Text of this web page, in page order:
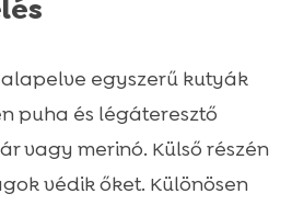
egyszerű kutyák
puha és légáteresztő
vagy merinó. Külső részén
védik őket. Különösen